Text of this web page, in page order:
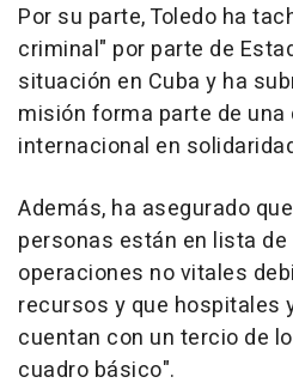
Por su parte, Toledo ha
criminal" por parte de
situación en Cuba y ha
misión forma parte de una
internacional en
Además, ha asegurado
personas están en lista de
operaciones no vitales
recursos y que hospitales
cuentan con un tercio de
cuadro básico".